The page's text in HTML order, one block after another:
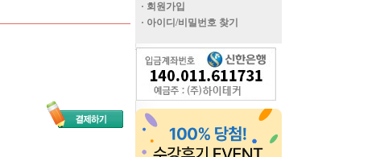
· 회원가입
· 아이디/비밀번호 찾기